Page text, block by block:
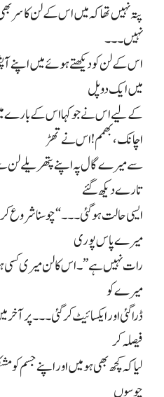
پتہ نہیں تھا کہ میں اس کے لن کا سر
نہیں۔۔۔
اس کے لن کو دیکھتے ہوئے میں اپنے
میں ایک دو پل
کے لیے اس نے جو کہا اس کے بارے
اچانک، بھمم! اس نے تھڑ
سے میرے گال پہ اپنے پتھریلے لن سے
تارے دیکھ گئے
ایسی حالت ہو گئی۔۔۔ “چوسنا شروع
میرے پاس پوری
رات نہیں ہے”۔ اس کا لن میری کسی
میرے کو
ڈرا گئی اور ایکسائیٹ کر گئی۔۔۔ پر
فیصلہ کر
لیا کہ کچھ بھی ہو میں اور اپنے جسم
چوسوں